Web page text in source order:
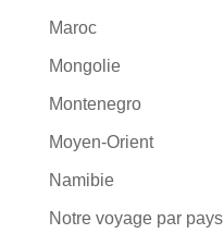
Maroc
Mongolie
Montenegro
Moyen-Orient
Namibie
Notre voyage par pays